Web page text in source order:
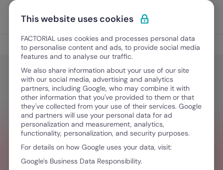
Ir para o conteúdo
Experimente Grátis
Blog
Onboarding em restaurantes: Guia
para uma cozinha feliz
Março 19, 2026·5 minutos de leitura
This website uses cookies
FACTORIAL uses cookies and processes personal data
to personalise content and ads, to provide social media
features and to analyse our traffic.
We also share information about your use of our site
with our social media, advertising and analytics
partners, including Google, who may combine it with
other information that you've provided to them or that
they've collected from your use of their services. Google
and partners will use your personal data for ad
personalization and measurement, analytics,
functionality, personalization, and security purposes.
For details on how Google uses your data, visit:
Google's Business Data Responsibility.